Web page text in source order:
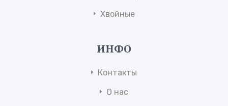
Хвойные
ИНФО
Контакты
О нас